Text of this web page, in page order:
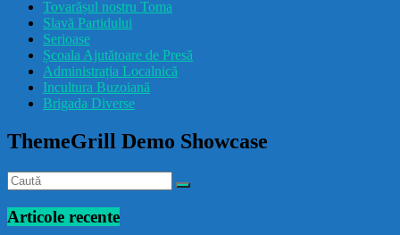
drăcușorulbuzoian
Tovarășul nostru Toma
Slavă Partidului
Serioase
Școala Ajutătoare de Presă
Administrația Localnică
Incultura Buzoiană
Brigada Diverse
ThemeGrill Demo Showcase
Articole recente